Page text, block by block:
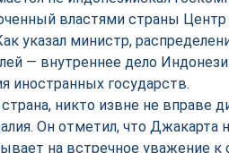
властями страны
указал министр,
— внутреннее дело
иностранных государств.
никто извне не вправе
Он отметил, что Джакарта
на встречное уважение